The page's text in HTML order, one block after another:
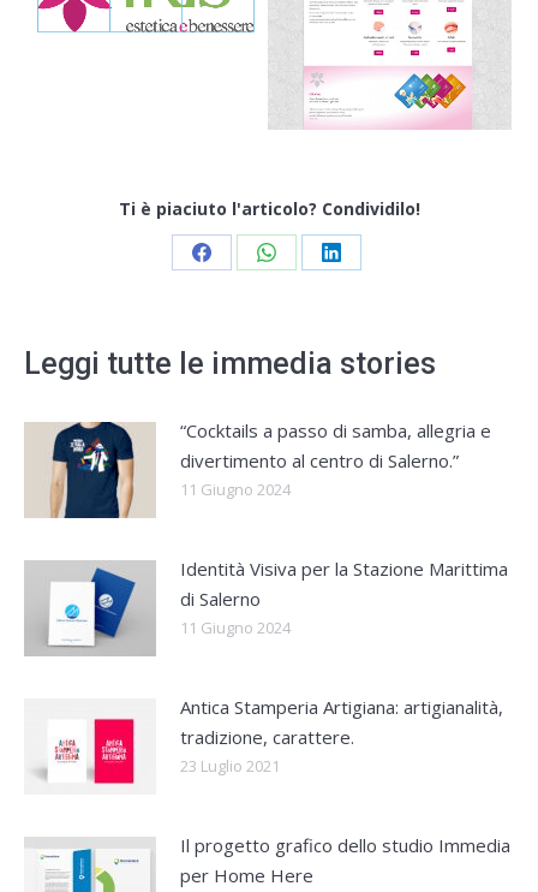
Ti è piaciuto l'articolo? Condividilo!
Share Share Share
Leggi tutte le immedia stories
“Cocktails a passo di samba, allegria e
divertimento al centro di Salerno.”
11 Giugno 2024
Identità Visiva per la Stazione Marittima
di Salerno
11 Giugno 2024
Antica Stamperia Artigiana: artigianalità,
tradizione, carattere.
23 Luglio 2021
Il progetto grafico dello studio Immedia
per Home Here